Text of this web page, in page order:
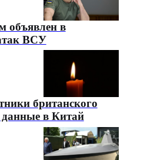
объявлен в
ВСУ
британского
в Китай